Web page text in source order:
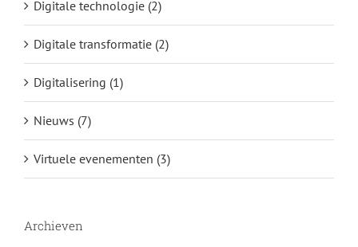
Digitale technologie (2)
Digitale transformatie (2)
Digitalisering (1)
Nieuws (7)
Virtuele evenementen (3)
Archieven